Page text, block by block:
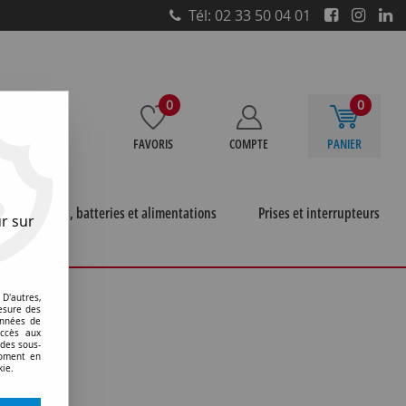
Tél: 02 33 50 04 01
0
FAVORIS COMPTE
0
PANIER
Piles, batteries et alimentations Prises et interrupteurs
sur
des
de
aux
sous-
en